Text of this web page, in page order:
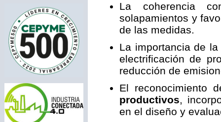
La coherencia
solapamientos y
de las medidas.
La importancia de
electrificación de
reducción de
El reconocimiento
productivos,
en el diseño y